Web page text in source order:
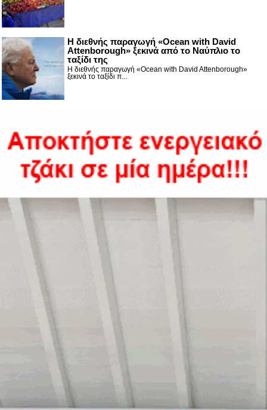
Η διεθνής παραγωγή «Ocean with David
Attenborough» ξεκινά από το Ναύπλιο το
ταξίδι της
Η διεθνής παραγωγή «Ocean with David Attenborough»
ξεκινά το ταξίδι π...